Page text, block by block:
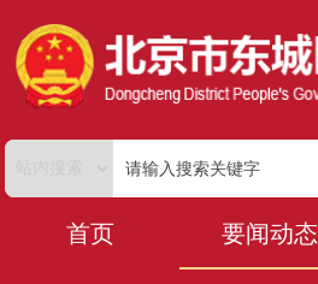
首页 要闻动态